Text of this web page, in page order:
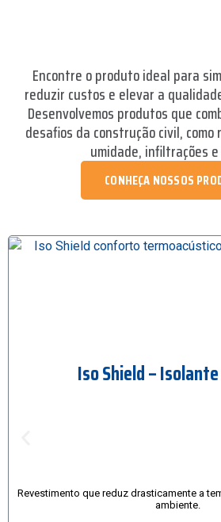
Encontre o produto ideal para
reduzir custos e elevar a
Desenvolvemos produtos que
desafios da construção civil,
umidade, infiltrações
CONHEÇA NOSSOS
Iso Shield –
Revestimento que reduz drasticamente a
ambiente.